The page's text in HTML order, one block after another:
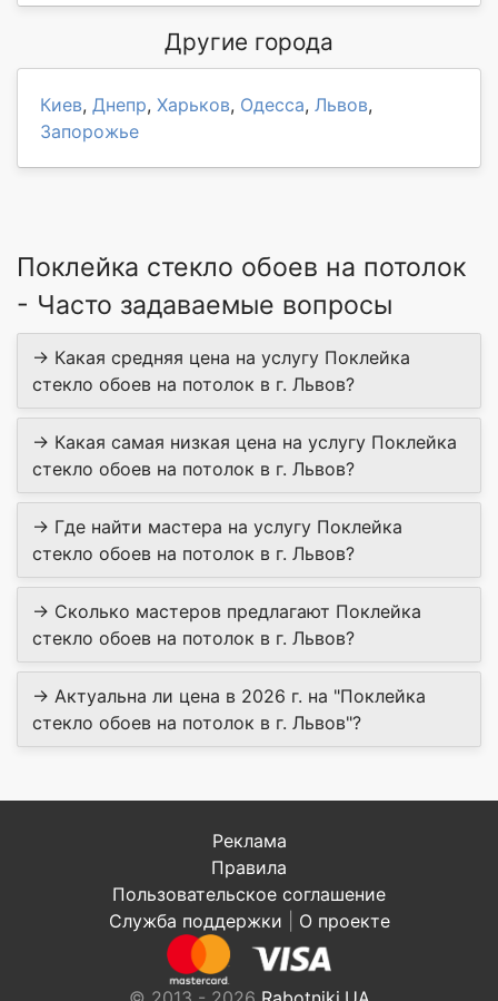
Другие города
Киев, Днепр, Харьков, Одесса, Львов,
Запорожье
Поклейка стекло обоев на потолок
- Часто задаваемые вопросы
→ Какая средняя цена на услугу Поклейка
стекло обоев на потолок в г. Львов?
→ Какая самая низкая цена на услугу Поклейка
стекло обоев на потолок в г. Львов?
→ Где найти мастера на услугу Поклейка
стекло обоев на потолок в г. Львов?
→ Сколько мастеров предлагают Поклейка
стекло обоев на потолок в г. Львов?
→ Актуальна ли цена в 2026 г. на "Поклейка
стекло обоев на потолок в г. Львов"?
Реклама
Правила
Пользовательское соглашение
Служба поддержки
О проекте